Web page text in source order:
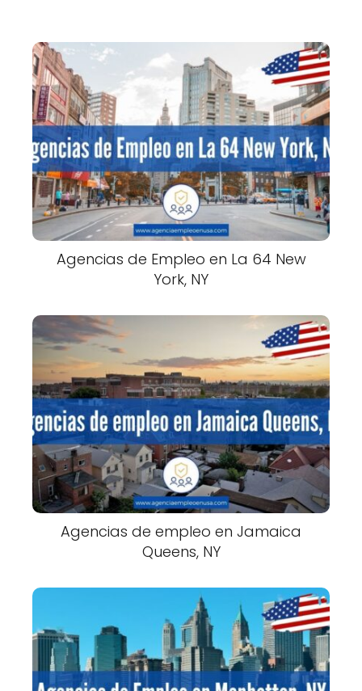
Agencias de Empleo en La 64 New
York, NY
Agencias de empleo en Jamaica
Queens, NY